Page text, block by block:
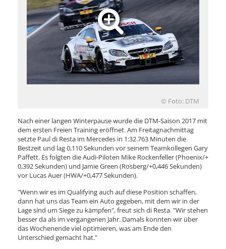
© Foto: DTM
Nach einer langen Winterpause wurde die DTM-Saison 2017 mit
dem ersten Freien Training eröffnet. Am Freitagnachmittag
setzte Paul di Resta im Mercedes in 1:32.763 Minuten die
Bestzeit und lag 0,110 Sekunden vor seinem Teamkollegen Gary
Paffett. Es folgten die Audi-Piloten Mike Rockenfeller (Phoenix/+
0,392 Sekunden) und Jamie Green (Rosberg/+0,446 Sekunden)
vor Lucas Auer (HWA/+0,477 Sekunden).
"Wenn wir es im Qualifying auch auf diese Position schaffen,
dann hat uns das Team ein Auto gegeben, mit dem wir in der
Lage sind um Siege zu kämpfen", freut sich di Resta. "Wir stehen
besser da als im vergangenen Jahr. Damals konnten wir über
das Wochenende viel optimieren, was am Ende den
Unterschied gemacht hat."